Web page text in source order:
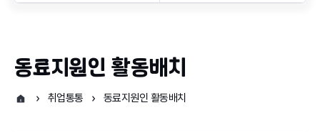
동료지원인 활동배치
취업통통 동료지원인 활동배치